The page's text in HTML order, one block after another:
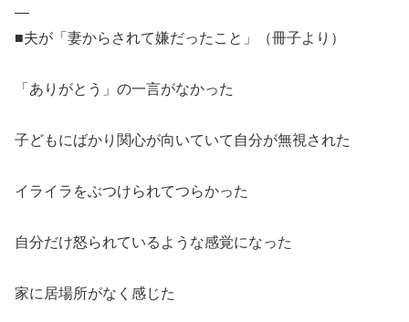
—
■夫が「妻からされて嫌だったこと」（冊子より）
「ありがとう」の一言がなかった
子どもにばかり関心が向いていて自分が無視された
イライラをぶつけられてつらかった
自分だけ怒られているような感覚になった
家に居場所がなく感じた